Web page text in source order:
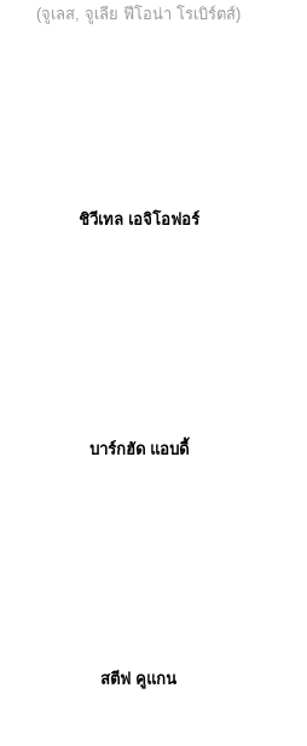
(จูเลส, จูเลีย ฟีโอน่า โรเบิร์ตส์)
ชิวีเทล เอจิโอฟอร์
บาร์กฮัด แอบดี้
สตีฟ คูแกน